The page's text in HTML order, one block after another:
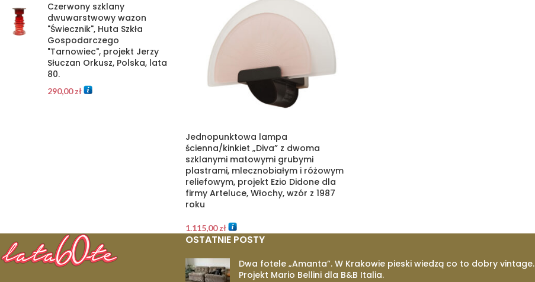
Czerwony szklany
dwuwarstwowy wazon
"Świecznik", Huta Szkła
Gospodarczego
"Tarnowiec", projekt Jerzy
Słuczan Orkusz, Polska, lata
80.
290,00zł
Jednopunktowa lampa
ścienna/kinkiet „Diva” z dwoma
szklanymi matowymi grubymi
plastrami, mlecznobiałym i różowym
reliefowym, projekt Ezio Didone dla
firmy Arteluce, Włochy, wzór z 1987
roku
1.115,00zł
OSTATNIE POSTY
Dwa fotele „Amanta”. W Krakowie pieski wiedzą co to dobry vintage.
Projekt Mario Bellini dla B&B Italia.